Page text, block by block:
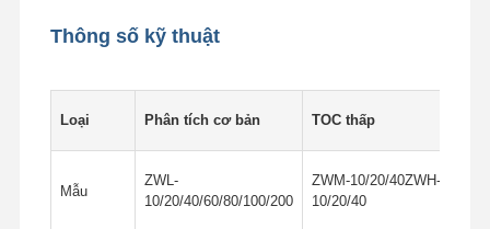
Máy nước khử ion
Phụ kiện hệ thống lọc nước
Thông số kỹ thuật
Loại Phân tích cơ bản TOC thấp
Mẫu
ZWL-
10/20/40/60/80/100/200
ZWM-10/20/40ZWH-
10/20/40